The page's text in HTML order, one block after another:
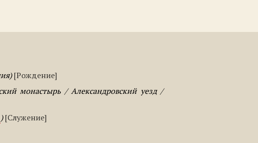
Рождение
монастырь / Александровский уезд /
Служение